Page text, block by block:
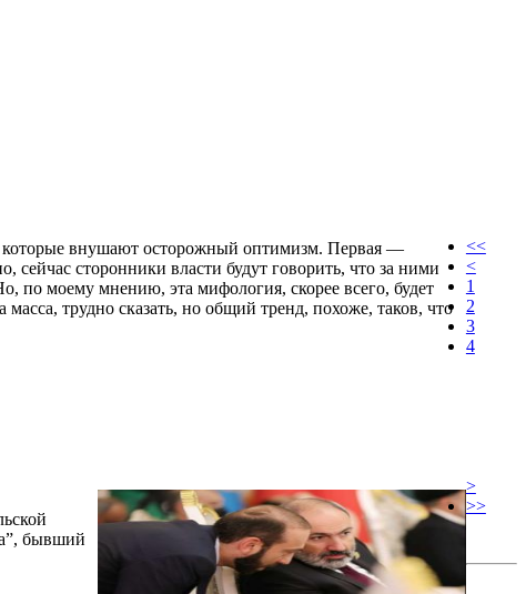
которые внушают осторожный оптимизм. Первая —
сторонники власти будут говорить, что за ними
по моему мнению, эта мифология, скорее всего, будет
трудно сказать, но общий тренд, похоже, таков, что
бывший
<<
<
1
2
3
4
>
>>